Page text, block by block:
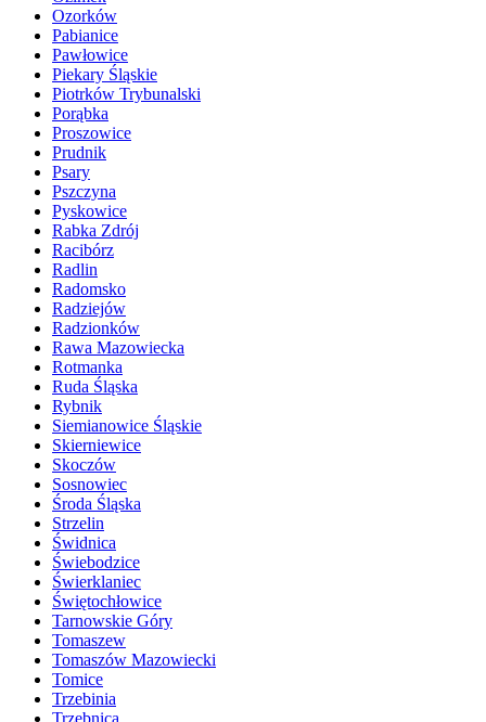
Ozorków
Pabianice
Pawłowice
Piekary Śląskie
Piotrków Trybunalski
Porąbka
Proszowice
Prudnik
Psary
Pszczyna
Pyskowice
Rabka Zdrój
Racibórz
Radlin
Radomsko
Radziejów
Radzionków
Rawa Mazowiecka
Rotmanka
Ruda Śląska
Rybnik
Siemianowice Śląskie
Skierniewice
Skoczów
Sosnowiec
Środa Śląska
Strzelin
Świdnica
Świebodzice
Świerklaniec
Świętochłowice
Tarnowskie Góry
Tomaszew
Tomaszów Mazowiecki
Tomice
Trzebinia
Trzebnica